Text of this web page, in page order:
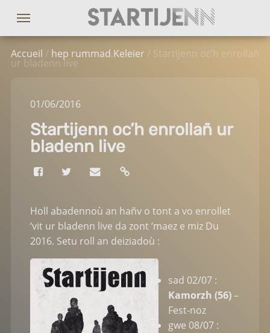
Accueil / hep rummad,Keleier/ Startijenn oc’h enrollañ
ur bladenn live
01/06/2016
Startijenn oc’h enrollañ ur
bladenn live
Holl abadennoù an hañv o tont a vo enrollet
‘vit ur bladenn live da zont ‘maez e miz Du
2016. Setu roll an deiziadoù :
sad 02/07 :
Kamorzh (56)–
Fest-noz
gwe 08/07 :